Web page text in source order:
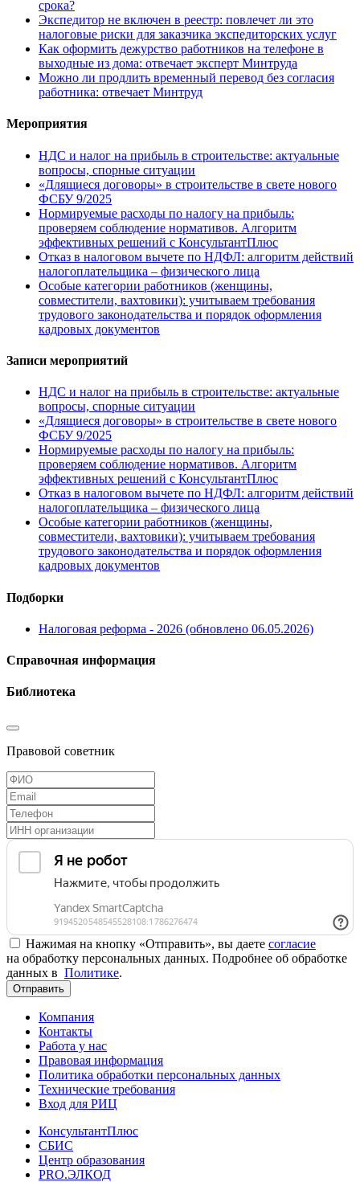
срока?
Экспедитор не включен в реестр: повлечет ли это
налоговые риски для заказчика экспедиторских услуг
Как оформить дежурство работников на телефоне в
выходные из дома: отвечает эксперт Минтруда
Можно ли продлить временный перевод без согласия
работника: отвечает Минтруд
Мероприятия
НДС и налог на прибыль в строительстве: актуальные
вопросы, спорные ситуации
«Длящиеся договоры» в строительстве в свете нового
ФСБУ 9/2025
Нормируемые расходы по налогу на прибыль:
проверяем соблюдение нормативов. Алгоритм
эффективных решений с КонсультантПлюс
Отказ в налоговом вычете по НДФЛ: алгоритм действий
налогоплательщика – физического лица
Особые категории работников (женщины,
совместители, вахтовики): учитываем требования
трудового законодательства и порядок оформления
кадровых документов
Записи мероприятий
НДС и налог на прибыль в строительстве: актуальные
вопросы, спорные ситуации
«Длящиеся договоры» в строительстве в свете нового
ФСБУ 9/2025
Нормируемые расходы по налогу на прибыль:
проверяем соблюдение нормативов. Алгоритм
эффективных решений с КонсультантПлюс
Отказ в налоговом вычете по НДФЛ: алгоритм действий
налогоплательщика – физического лица
Особые категории работников (женщины,
совместители, вахтовики): учитываем требования
трудового законодательства и порядок оформления
кадровых документов
Подборки
Налоговая реформа - 2026 (обновлено 06.05.2026)
Справочная информация
Библиотека
Правовой советник
Нажимая на кнопку «Отправить», вы даете согласие
на обработку персональных данных. Подробнее об обработке
данных в Политике.
Отправить
Компания
Контакты
Работа у нас
Правовая информация
Политика обработки персональных данных
Технические требования
Вход для РИЦ
КонсультантПлюс
СБИС
Центр образования
PRO.ЭЛКОД